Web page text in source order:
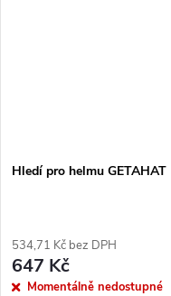
Hledí pro helmu GETAHAT
534,71 Kč bez DPH
647 Kč
Momentálně nedostupné